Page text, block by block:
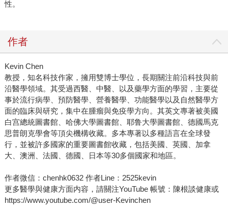
性。
作者
Kevin Chen
教授，知名科技作家，擁用雙博士學位，長期關注前沿科技與前
沿醫學領域。其受過西醫、中醫、以及藥學方面的學習，主要從
事於流行病學、預防醫學、營養醫學、功能醫學以及自然醫學方
面的臨床與研究，集中在腫瘤與免疫學方向。其英文專著被美國
白宫總統圖書館、哈佛大學圖書館、耶鲁大學圖書館、德國馬克
思普朗克學會等頂尖機構收藏。多本專著以多種語言在全球發
行，並被許多國家的重要圖書館收藏，包括美國、英國、加拿
大、澳洲、法國、德國、日本等30多個國家和地區。
作者微信：chenhk0632 作者Line：2525kevin
更多醫學與健康方面内容，請關注YouTube 帳號：陳根談健康或
https://www.youtube.com/@user-Kevinchen